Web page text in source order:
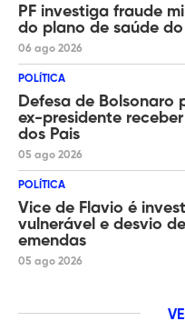
PF investiga fraude
do plano de saúde do
06 ago 2026
POLÍTICA
Defesa de
ex-presidente
dos Pais
05 ago 2026
POLÍTICA
Vice de Flavio é
vulnerável e desvio
emendas
05 ago 2026